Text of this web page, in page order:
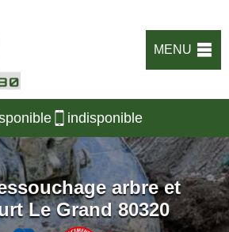
MENU
indisponible
arbre et
Le Grand 80320